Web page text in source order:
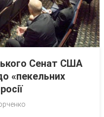
Сенат США
«пекельних